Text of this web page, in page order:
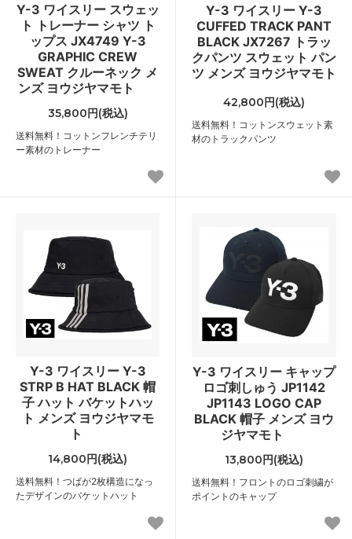
Y-3 ワイスリー スウェッ
ト トレーナー シャツ ト
ップス JX4749 Y-3
GRAPHIC CREW
SWEAT クルーネック メ
ンズ ヨウジヤマモト
35,800円(税込)
送料無料！コットンフレンチテリ
ー素材のトレーナー
Y-3 ワイスリー Y-3
CUFFED TRACK PANT
BLACK JX7267 トラッ
クパンツ スウェット パン
ツ メンズ ヨウジヤマモト
42,800円(税込)
送料無料！コットンスウェット素
材のトラックパンツ
Y-3 ワイスリー Y-3
STRP B HAT BLACK 帽
子 ハット バケットハッ
ト メンズ ヨウジヤマモ
ト
14,800円(税込)
送料無料！つばが2枚構造になっ
たデザインのバケットハット
Y-3 ワイスリー キャップ
ロゴ刺しゅう JP1142
JP1143 LOGO CAP
BLACK 帽子 メンズ ヨウ
ジヤマモト
13,800円(税込)
送料無料！フロントのロゴ刺繍が
ポイントのキャップ